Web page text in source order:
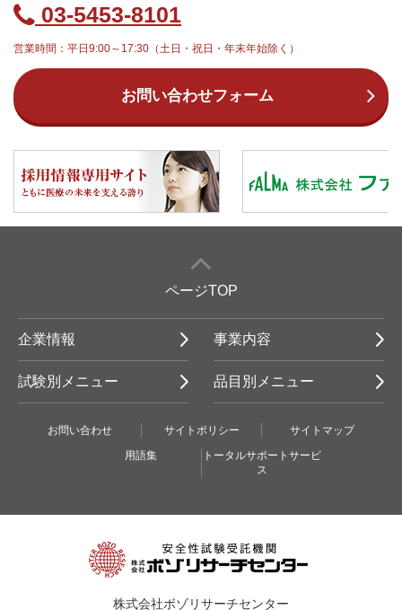
03-5453-8101
営業時間：平日9:00～17:30（土日・祝日・年末年始除く）
お問い合わせフォーム
ページTOP
企業情報 事業内容
試験別メニュー 品目別メニュー
お問い合わせ サイトポリシー
サイトマップ
用語集
トータルサポートサービ
ス
株式会社ボゾリサーチセンター